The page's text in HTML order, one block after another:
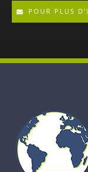
POUR PLUS